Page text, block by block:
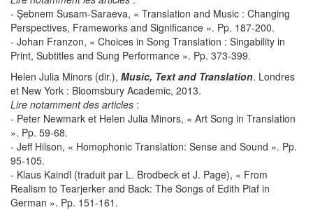
- Şebnem Susam-Saraeva, « Translation and Music : Changing
Perspectives, Frameworks and Significance ». Pp. 187-200.
- Johan Franzon, « Choices in Song Translation : Singability in
Print, Subtitles and Sung Performance ». Pp. 373-399.
Helen Julia Minors (dir.), Music, Text and Translation. Londres
et New York : Bloomsbury Academic, 2013.
Lire notamment des articles :
- Peter Newmark et Helen Julia Minors, « Art Song in Translation
». Pp. 59-68.
- Jeff Hilson, « Homophonic Translation: Sense and Sound ». Pp.
95-105.
- Klaus Kaindl (traduit par L. Brodbeck et J. Page), « From
Realism to Tearjerker and Back: The Songs of Edith Piaf in
German ». Pp. 151-161.